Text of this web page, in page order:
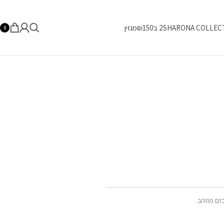
SHARONA2 ב₪150 מגזין 0
מוזהב.